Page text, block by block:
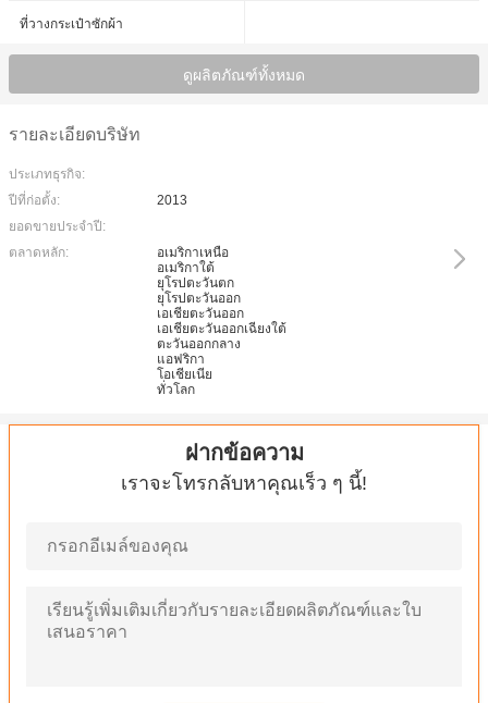
ที่วางกระเป๋าซักผ้า
ดูผลิตภัณฑ์ทั้งหมด
รายละเอียดบริษัท
ประเภทธุรกิจ:
ปีที่ก่อตั้ง:
2013
ยอดขายประจำปี:
ตลาดหลัก:
อเมริกาเหนือ
อเมริกาใต้
ยุโรปตะวันตก
ยุโรปตะวันออก
เอเชียตะวันออก
เอเชียตะวันออกเฉียงใต้
ตะวันออกกลาง
แอฟริกา
โอเชียเนีย
ทั่วโลก
ฝากข้อความ
เราจะโทรกลับหาคุณเร็ว ๆ นี้!